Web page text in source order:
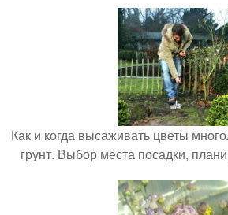
Как и когда высаживать цветы
грунт. Выбор места посадки,